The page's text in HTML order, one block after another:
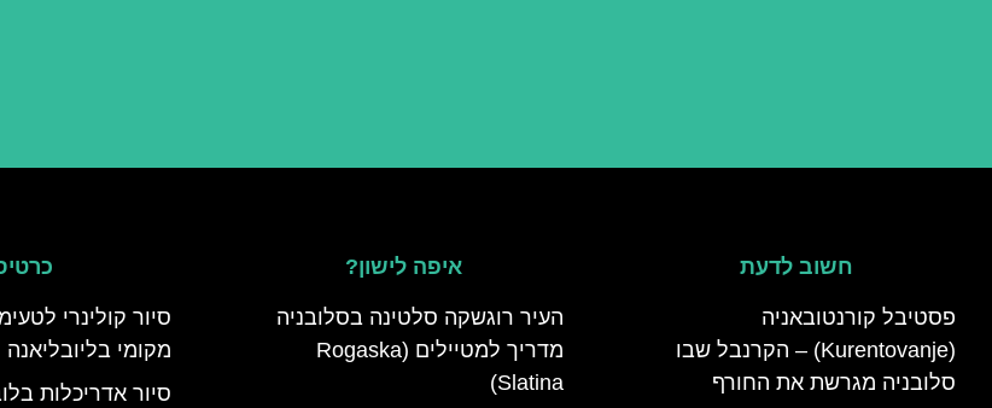
חשוב לדעת
פסטיבל קורנטובאניה
(Kurentovanje) – הקרנבל שבו
סלובניה מגרשת את החורף
איפה לישון?
העיר רוגשקה סלטינה בסלובניה
מדריך למטיילים (Rogaska
Slatina)
סיור קולינרי
מקומי בליובליאנה
סיור אדריכלות